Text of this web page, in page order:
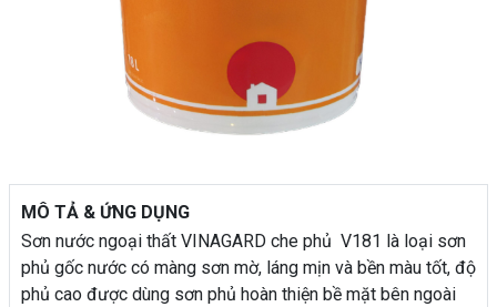
MÔ TẢ & ỨNG DỤNG
Sơn nước ngoại thất VINAGARD che phủ V181 là loại sơn
phủ gốc nước có màng sơn mờ, láng mịn và bền màu tốt, độ
phủ cao được dùng sơn phủ hoàn thiện bề mặt bên ngoài